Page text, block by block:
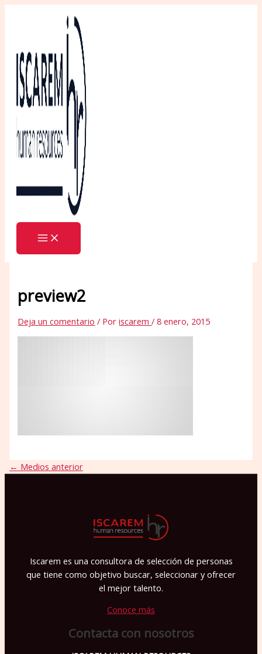
preview2
Deja un comentario / Poriscarem/8 enero, 2015
← Medios anterior
Iscarem es una consultora de selección de personas
que tiene como objetivo buscar, seleccionar y ofrecer
el mejor talento.
Conoce más
Contacta con nosotros